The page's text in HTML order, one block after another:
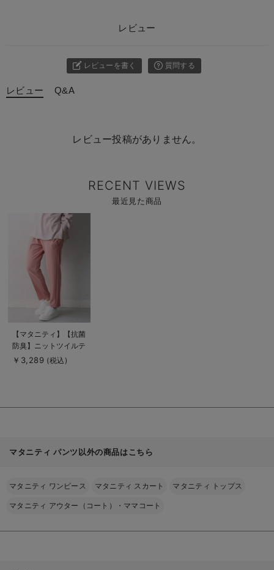
レビュー
レビューを書く 質問する
レビュー Q&A
レビュー投稿がありません。
RECENT VIEWS
最近見た商品
商
品
詳
細
を
【マタニティ】【抗菌
防臭】ニットツイルテ
ーパードパンツ【出産
￥3,289 (税込)
マタニティ パンツ以外の商品はこちら
マタニティ ワンピース マタニティ スカート マタニティ トップス
マタニティ アウター（コート）・ママコート